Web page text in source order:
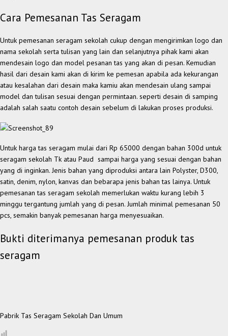
Cara Pemesanan Tas Seragam
Untuk pemesanan seragam sekolah cukup dengan mengirimkan logo dan
nama sekolah serta tulisan yang lain dan selanjutnya pihak kami akan
mendesain logo dan model pesanan tas yang akan di pesan. Kemudian
hasil dari desain kami akan di kirim ke pemesan apabila ada kekurangan
atau kesalahan dari desain maka kamiu akan mendesain ulang sampai
model dan tulisan sesuai dengan permintaan. seperti desain di samping
adalah salah saatu contoh desain sebelum di lakukan proses produksi.
Untuk harga tas seragam mulai dari Rp 65000 dengan bahan 300d untuk
seragam sekolah Tk atau Paud sampai harga yang sesuai dengan bahan
yang di inginkan. Jenis bahan yang diproduksi antara lain Polyster, D300,
satin, denim, nylon, kanvas dan bebarapa jenis bahan tas lainya. Untuk
pemesanan tas seragam sekolah memerlukan waktu kurang lebih 3
minggu tergantung jumlah yang di pesan. Jumlah minimal pemesanan 50
pcs, semakin banyak pemesanan harga menyesuaikan.
Bukti diterimanya pemesanan produk tas
seragam
Pabrik Tas Seragam Sekolah Dan Umum